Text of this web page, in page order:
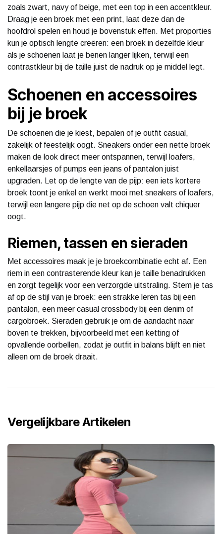
zoals zwart, navy of beige, met een top in een accentkleur.
Draag je een broek met een print, laat deze dan de
hoofdrol spelen en houd je bovenstuk effen. Met proporties
kun je optisch lengte creëren: een broek in dezelfde kleur
als je schoenen laat je benen langer lijken, terwijl een
contrastkleur bij de taille juist de nadruk op je middel legt.
Schoenen en accessoires
bij je broek
De schoenen die je kiest, bepalen of je outfit casual,
zakelijk of feestelijk oogt. Sneakers onder een nette broek
maken de look direct meer ontspannen, terwijl loafers,
enkellaarsjes of pumps een jeans of pantalon juist
upgraden. Let op de lengte van de pijp: een iets kortere
broek toont je enkel en werkt mooi met sneakers of loafers,
terwijl een langere pijp die net op de schoen valt chiquer
oogt.
Riemen, tassen en sieraden
Met accessoires maak je je broekcombinatie echt af. Een
riem in een contrasterende kleur kan je taille benadrukken
en zorgt tegelijk voor een verzorgde uitstraling. Stem je tas
af op de stijl van je broek: een strakke leren tas bij een
pantalon, een meer casual crossbody bij een denim of
cargobroek. Sieraden gebruik je om de aandacht naar
boven te trekken, bijvoorbeeld met een ketting of
opvallende oorbellen, zodat je outfit in balans blijft en niet
alleen om de broek draait.
Vergelijkbare Artikelen